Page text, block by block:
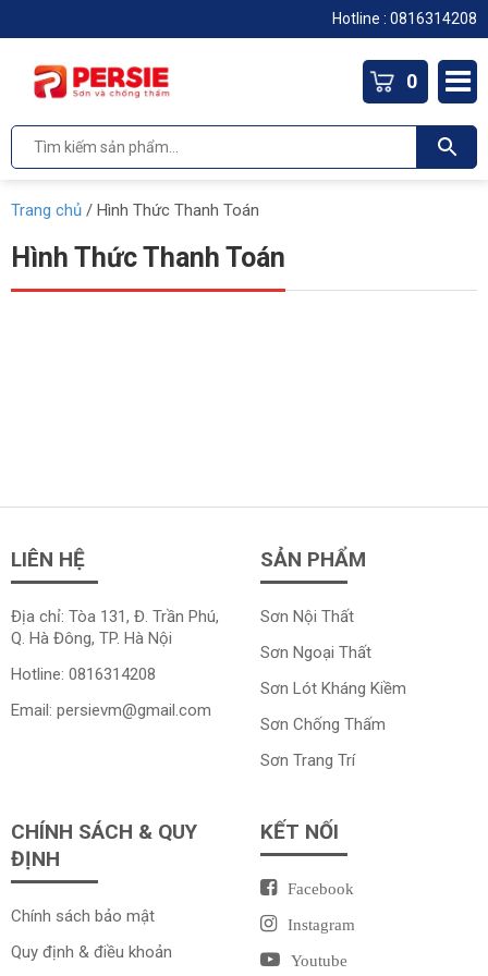
Hotline : 0816314208
0
Trang chủ / Hình Thức Thanh Toán
Hình Thức Thanh Toán
LIÊN HỆ
Địa chỉ: Tòa 131, Đ. Trần Phú,
Q. Hà Đông, TP. Hà Nội
Hotline: 0816314208
Email: persievm@gmail.com
SẢN PHẨM
Sơn Nội Thất
Sơn Ngoại Thất
Sơn Lót Kháng Kiềm
Sơn Chống Thấm
Sơn Trang Trí
CHÍNH SÁCH & QUY
ĐỊNH
Chính sách bảo mật
Quy định & điều khoản
KẾT NỐI
Facebook
Instagram
Youtube